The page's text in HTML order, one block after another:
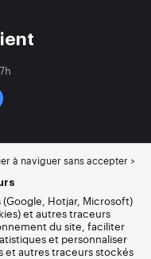
à naviguer sans accepter >
(Google, Hotjar, Microsoft)
et autres traceurs
du site, faciliter
et personnaliser
et autres traceurs stockés